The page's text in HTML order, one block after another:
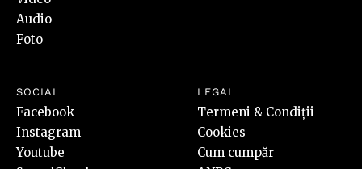
Audio
Foto
SOCIAL
Facebook
Instagram
Youtube
LEGAL
Termeni & Condiții
Cookies
Cum cumpăr